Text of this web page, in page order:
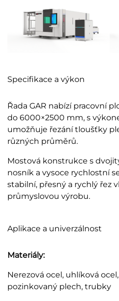
Specifikace a výkon
Řada GAR nabízí pracovní
do 6000×2500 mm, s
umožňuje řezání tloušťky
různých průměrů.
Mostová konstrukce s
nosník a vysoce rychlostní
stabilní, přesný a rychlý řez
průmyslovou výrobu.
Aplikace a univerzálnost
Materiály:
Nerezová ocel, uhlíková
pozinkovaný plech, trubky